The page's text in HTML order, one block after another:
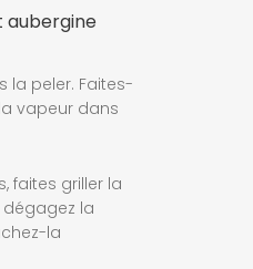
aubergine
la peler. Faites-
vapeur dans
faites griller la
la
la